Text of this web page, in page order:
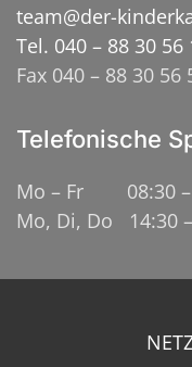
team@der-
Tel. 040 – 88 30 56
Fax 040 – 88 30 56
Telefonische
Mo – Fr 08:30 –
Mo, Di, Do 14:30